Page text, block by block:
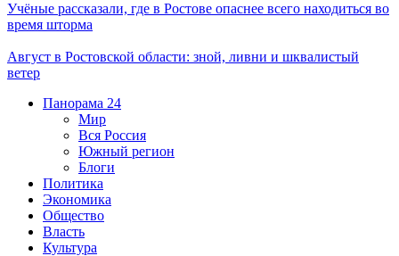
Учёные рассказали, где в Ростове опаснее всего находиться во
время шторма
Август в Ростовской области: зной, ливни и шквалистый
ветер
Панорама 24
Мир
Вся Россия
Южный регион
Блоги
Политика
Экономика
Общество
Власть
Культура